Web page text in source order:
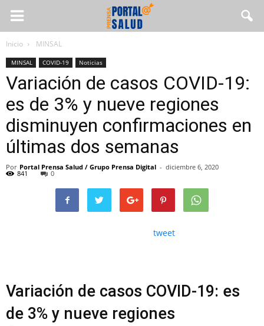
Inicio MINSAL
MINSAL COVID-19 Noticias
Variación de casos COVID-19:
es de 3% y nueve regiones
disminuyen confirmaciones en
últimas dos semanas
Por Portal Prensa Salud / Grupo Prensa Digital - diciembre 6, 2020
841 0
tweet
Variación de casos COVID-19: es
de 3% y nueve regiones